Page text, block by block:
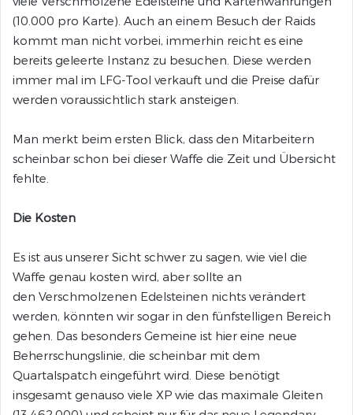
(10.000 pro Karte). Auch an einem Besuch der Raids
kommt man nicht vorbei, immerhin reicht es eine
bereits geleerte Instanz zu besuchen. Diese werden
immer mal im LFG-Tool verkauft und die Preise dafür
werden voraussichtlich stark ansteigen.
Man merkt beim ersten Blick, dass den Mitarbeitern
scheinbar schon bei dieser Waffe die Zeit und Übersicht
fehlte.
Die Kosten
Es ist aus unserer Sicht schwer zu sagen, wie viel die
Waffe genau kosten wird, aber sollte an
den Verschmolzenen Edelsteinen nichts verändert
werden, könnten wir sogar in den fünfstelligen Bereich
gehen. Das besonders Gemeine ist hier eine neue
Beherrschungslinie, die scheinbar mit dem
Quartalspatch eingeführt wird. Diese benötigt
insgesamt genauso viele XP wie das maximale Gleiten